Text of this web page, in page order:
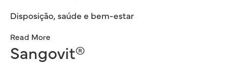
Disposição, saúde e bem-estar
Read More
Sangovit®